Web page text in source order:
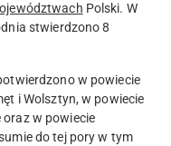
Polski. W
stwierdzono8
w powiecie
i Wolsztyn, w powiecie
oraz w powiecie
do tej pory w tym